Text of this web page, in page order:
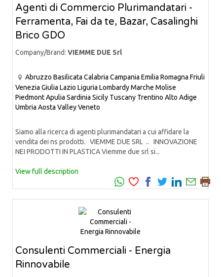
Agenti di Commercio Plurimandatari -
Ferramenta, Fai da te, Bazar, Casalinghi
Brico GDO
Company/Brand: VIEMME DUE Srl
Abruzzo Basilicata Calabria Campania Emilia Romagna Friuli
Venezia Giulia Lazio Liguria LombardyMarche Molise
PiedmontApulia Sardinia Sicily Tuscany Trentino Alto Adige
Umbria Aosta ValleyVeneto
Siamo alla ricerca di agenti plurimandatari a cui affidare la
vendita dei ns prodotti. VIEMME DUE SRL .. INNOVAZIONE
NEI PRODOTTI IN PLASTICA Viemme due srl si...
View full description
Consulenti Commerciali - Energia
Rinnovabile